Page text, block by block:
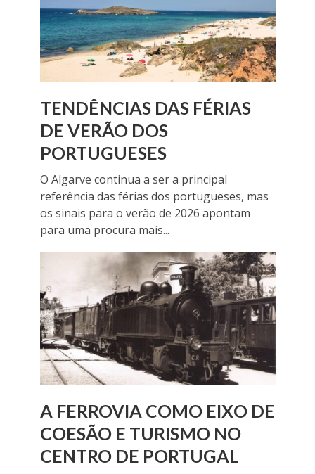
TENDÊNCIAS DAS FÉRIAS
DE VERÃO DOS
PORTUGUESES
O Algarve continua a ser a principal
referência das férias dos portugueses, mas
os sinais para o verão de 2026 apontam
para uma procura mais...
A FERROVIA COMO EIXO DE
COESÃO E TURISMO NO
CENTRO DE PORTUGAL